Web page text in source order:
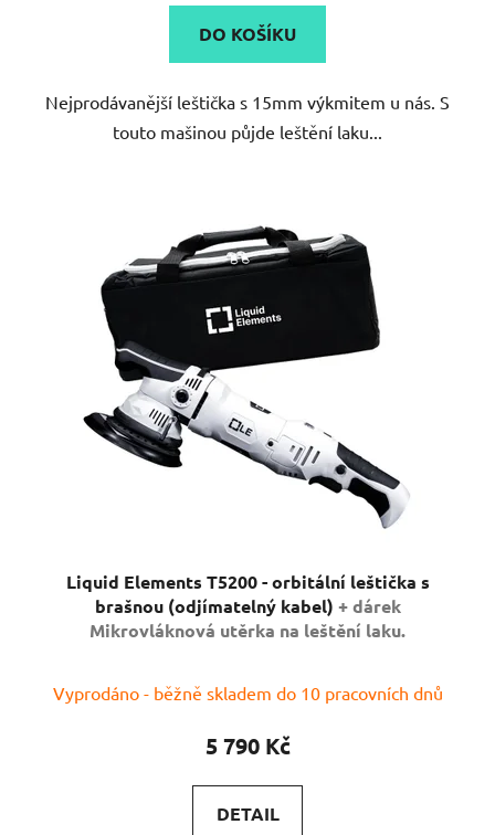
4,6
z
hvězdiček.
DO KOŠÍKU
Nejprodávanější leštička s 15mm výkmitem u nás. S
touto mašinou půjde leštění laku...
Liquid Elements T5200 - orbitální leštička s
brašnou (odjímatelný kabel) + dárek
Mikrovláknová utěrka na leštění laku.
hodnocení
produktu
5,0
z
Vyprodáno - běžně skladem do 10 pracovních dnů
5 790 Kč
DETAIL